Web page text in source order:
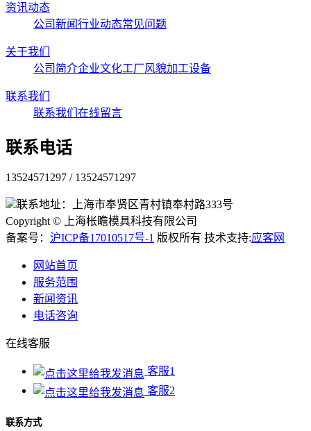
资讯动态
公司新闻行业动态常见问题
关于我们
公司简介企业文化工厂风貌加工设备
联系我们
联系我们 在线留言
联系电话
13524571297 / 13524571297
联系地址：上海市奉贤区青村镇奉村路333号
Copyright © 上海枨瞻模具科技有限公司
备案号： 沪ICP备17010517号-1 版权所有 技术支持:应客网
网站首页
服务范围
新闻资讯
电话咨询
在线客服
客服1
客服2
联系方式